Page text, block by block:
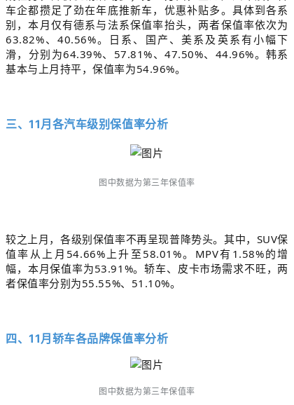
车企都攒足了劲在年底推新车，优惠补贴多。具体到各系
别，本月仅有德系与法系保值率抬头，两者保值率依次为
63.82%、40.56%。日系、国产、美系及英系有小幅下
滑，分别为64.39%、57.81%、47.50%、44.96%。韩系
基本与上月持平，保值率为54.96%。
三、11月各汽车级别保值率分析
图中数据为第三年保值率
较之上月，各级别保值率不再呈现普降势头。其中，SUV保
值率从上月54.66%上升至58.01%。MPV有1.58%的增
幅，本月保值率为53.91%。轿车、皮卡市场需求不旺，两
者保值率分别为55.55%、51.10%。
四、11月轿车各品牌保值率分析
图中数据为第三年保值率